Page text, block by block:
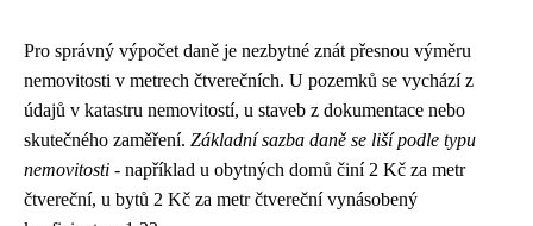
Pro správný výpočet daně je nezbytné znát přesnou výměru
nemovitosti v metrech čtverečních. U pozemků se vychází z
údajů v katastru nemovitostí, u staveb z dokumentace nebo
skutečného zaměření. Základní sazba daně se liší podle typu
nemovitosti - například u obytných domů činí 2 Kč za metr
čtvereční, u bytů 2 Kč za metr čtvereční vynásobený